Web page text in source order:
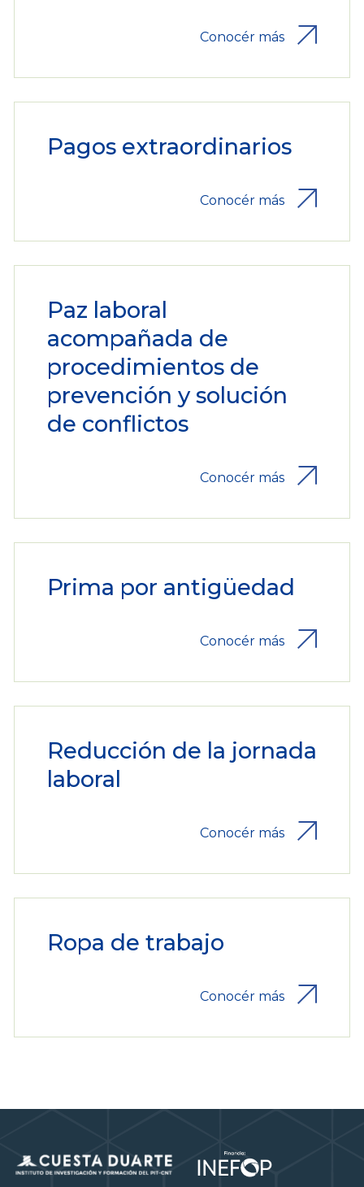
Conocér más
Pagos extraordinarios
Conocér más
Paz laboral
acompañada de
procedimientos de
prevención y solución
de conflictos
Conocér más
Prima por antigüedad
Conocér más
Reducción de la jornada
laboral
Conocér más
Ropa de trabajo
Conocér más